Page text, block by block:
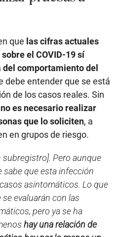
que las cifras actuales
el COVID-19 sí
comportamiento del
debe entender que se está
de los casos reales. Sin
no es necesario realizar
que lo soliciten, a
en grupos de riesgo.
subregistro]. Pero aunque
sabe que esta infección
asintomáticos. Lo que
evaluarán con las
pero ya se ha
hay una relación de